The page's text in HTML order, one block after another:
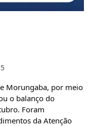
Morungaba, por meio
o balanço do
Foram
da Atenção